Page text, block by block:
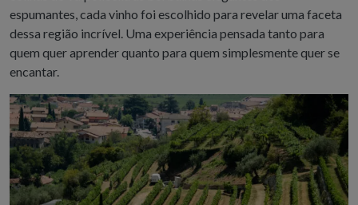
espumantes, cada vinho foi escolhido para revelar uma faceta
dessa região incrível. Uma experiência pensada tanto para
quem quer aprender quanto para quem simplesmente quer se
encantar.